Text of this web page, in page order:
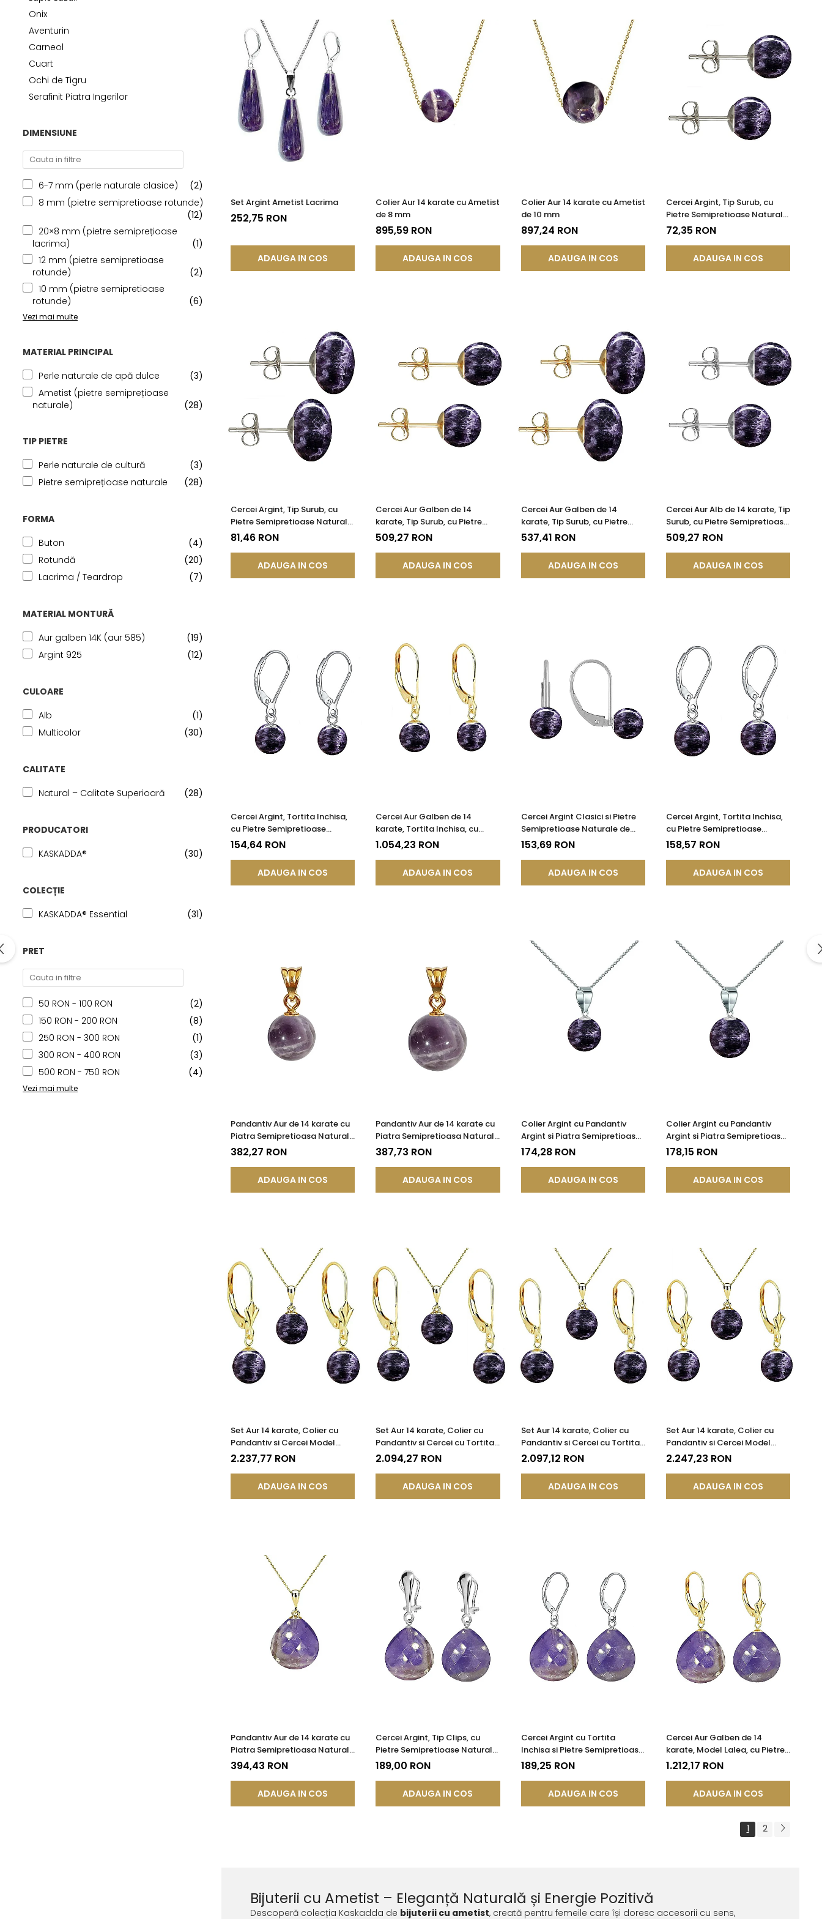
Seturi Perle cu Argint
Brățări cu Perle
Pandantive cu Perle
Brose cu Perle
Onix
Aventurin
Carneol
Cuart
Ochi de Tigru
Serafinit Piatra Ingerilor
DIMENSIUNE
6-7 mm (perle naturale clasice)
(2)
8 mm (pietre semipretioase rotunde)
(12)
20×8 mm (pietre semiprețioase
lacrima)
(1)
12 mm (pietre semipretioase
rotunde)
(2)
10 mm (pietre semipretioase
rotunde)
(6)
Vezi mai multe
MATERIAL PRINCIPAL
Perle naturale de apă dulce
(3)
Ametist (pietre semiprețioase
naturale)
(28)
TIP PIETRE
Perle naturale de cultură
(3)
Pietre semiprețioase naturale
(28)
FORMA
Buton
(4)
Rotundă
(20)
Lacrima / Teardrop
(7)
MATERIAL MONTURĂ
Aur galben 14K (aur 585)
(19)
Argint 925
(12)
CULOARE
Alb
(1)
Multicolor
(30)
CALITATE
Natural – Calitate Superioară
(28)
PRODUCATORI
KASKADDA®
(30)
COLECȚIE
KASKADDA® Essential
(31)
PRET
50 RON - 100 RON
(2)
150 RON - 200 RON
(8)
250 RON - 300 RON
(1)
300 RON - 400 RON
(3)
500 RON - 750 RON
(4)
Vezi mai multe
Set Argint Ametist Lacrima
252,75 RON
ADAUGA IN COS
Colier Aur 14 karate cu Ametist
de 8 mm
895,59 RON
ADAUGA IN COS
Colier Aur 14 karate cu Ametist
de 10 mm
897,24 RON
ADAUGA IN COS
Cercei Argint, Tip Surub, cu
Pietre Semipretioase Naturale
de Ametist de 8 mm
72,35 RON
ADAUGA IN COS
Cercei Argint, Tip Surub, cu
Pietre Semipretioase Naturale
de Ametist de 12 mm
81,46 RON
ADAUGA IN COS
Cercei Aur Galben de 14
karate, Tip Surub, cu Pietre
Semipretioase Naturale de
Ametist de 8 mm
509,27 RON
ADAUGA IN COS
Cercei Aur Galben de 14
karate, Tip Surub, cu Pietre
Semipretioase Naturale de
Ametist de 12 mm
537,41 RON
ADAUGA IN COS
Cercei Aur Alb de 14 karate, Tip
Surub, cu Pietre Semipretioase
Naturale de Ametist de 8 mm
509,27 RON
ADAUGA IN COS
Cercei Argint, Tortita Inchisa,
cu Pietre Semipretioase
Naturale de Ametist de 8 mm
154,64 RON
ADAUGA IN COS
Cercei Aur Galben de 14
karate, Tortita Inchisa, cu
Pietre Semipretioase Naturale
de Ametist de 8 mm
1.054,23 RON
ADAUGA IN COS
Cercei Argint Clasici si Pietre
Semipretioase Naturale de
Ametist de 8 mm
153,69 RON
ADAUGA IN COS
Cercei Argint, Tortita Inchisa,
cu Pietre Semipretioase
Naturale de Ametist de 10 mm
158,57 RON
ADAUGA IN COS
Pandantiv Aur de 14 karate cu
Piatra Semipretioasa Naturala
de Ametist de 8 mm |
KASKADDA®
382,27 RON
ADAUGA IN COS
Pandantiv Aur de 14 karate cu
Piatra Semipretioasa Naturala
de Ametist de 10 mm
387,73 RON
ADAUGA IN COS
Colier Argint cu Pandantiv
Argint si Piatra Semipretioasa
Naturala de Ametist de 8 mm
174,28 RON
ADAUGA IN COS
Colier Argint cu Pandantiv
Argint si Piatra Semipretioasa
Naturala de Ametist de 10 mm
178,15 RON
ADAUGA IN COS
Set Aur 14 karate, Colier cu
Pandantiv si Cercei Model
Lalea cu Pietre Semipretioase
2.237,77 RON
ADAUGA IN COS
Set Aur 14 karate, Colier cu
Pandantiv si Cercei cu Tortita
Inchisa cu Pietre
2.094,27 RON
ADAUGA IN COS
Set Aur 14 karate, Colier cu
Pandantiv si Cercei cu Tortita
Inchisa cu Pietre
2.097,12 RON
ADAUGA IN COS
Set Aur 14 karate, Colier cu
Pandantiv si Cercei Model
Lalea cu Pietre Semipretioase
2.247,23 RON
ADAUGA IN COS
Pandantiv Aur de 14 karate cu
Piatra Semipretioasa Naturala
de Ametist Fatetat
394,43 RON
ADAUGA IN COS
Cercei Argint, Tip Clips, cu
Pietre Semipretioase Naturale
de Ametist Fatetat
189,00 RON
ADAUGA IN COS
Cercei Argint cu Tortita
Inchisa si Pietre Semipretioase
Naturale de Ametist Fatetat
189,25 RON
ADAUGA IN COS
Cercei Aur Galben de 14
karate, Model Lalea, cu Pietre
Semipretioase Naturale de
1.212,17 RON
ADAUGA IN COS
1 2
Bijuterii cu Ametist – Eleganță Naturală și Energie Pozitivă
Descoperă colecția Kaskadda de bijuterii cu ametist, creată pentru femeile care își doresc accesorii cu sens,